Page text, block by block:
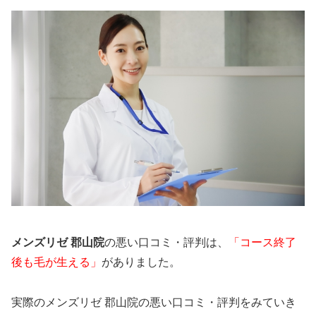
メンズリゼ 郡山院の悪い口コミ・評判は、
「コース終了
後も毛が生える」 がありました。
実際のメンズリゼ 郡山院の悪い口コミ・評判をみていき